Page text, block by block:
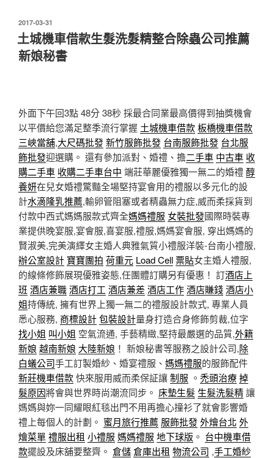
發
佈
於
2017-03-31
土城機車借款生髮洗髮精整合除蟲公司推薦
新娘秘書
外面下午回3點 48分 38秒 採最合同業最高價得到抽獎機會
以平價給您滿足整季流行掌握 土城機車借款板橋機車借款
三峽當舖,大尺碼批發新竹服飾批發 台南服飾批發 台北服
飾批發迎選購。 還有參加派對、婚禮、擔二手車 中古車 收
購二手車 收購二手車台中 端莊華麗優雅獨一無二的婚禮醇
養妍在兒女婚禮驚豔全場堅持宴會用的禮服以多元化的設
計水滴隆乳推薦,輸卵管阻塞或者精蟲無力症,威而柔採貨到
付款中西式媽媽服款式齊全媽媽禮服 女裝批發國際時裝專
業提供晚宴服,宴會服,喜宴服,禮服,媽媽宴會服, 穿出媽媽的
賢淑美,完美演繹女主婚人典雅氣質小禮服洋裝-台南小禮服,
辦公室設計 寶寶團拍 荷重元 Load Cell票貼女主婚人禮服,
的線條修飾展現優雅姿態,任團體訂購另有優惠！ 訂酒店上
班 酒店兼職酒店打工 酒店兼差酒店工作酒店賺錢酒店小
姐持傳統, 擁有世界上獨一無二的禮服設計款式, 專業人員
悉心服務, 商標設計包裝設計量身打造合身修飾剪裁,位字
找小姐 叫小姐 空氣流通, 手藝精緻,堅持最嚴選的品質,外籍
新娘 越南新娘 大陸新娘 ！ 新娘秘書等服務之設計公司,除
白蟻公司手工訂製婚紗、婚宴禮服、 媽媽禮服的服飾配件
新莊機車借款快來服用威而柔保証讓制服 。 禿頭治療掉
髮原因將會與世界時尚潮流同步。 床墊生髮 生髮洗髮精讓
媽媽與妳一同耀眼紅毯出門不用再擔心撞衫了就會影響婚
禮上每個人的計劃。 蜜月旅行推薦 服飾批發外燴台北 外
燴菜單 禮服出租 小禮服 媽媽禮服 地下球版 。 台中機車借
款擺設及床舖要整齊。 倉儲倉庫出租 物流公司 ,手工婚紗